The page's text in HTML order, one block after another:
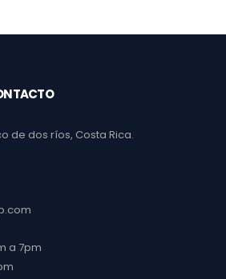
de dos ríos, Costa Rica.
a 7pm